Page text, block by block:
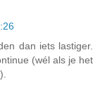
dan iets lastiger.
(wél als je het